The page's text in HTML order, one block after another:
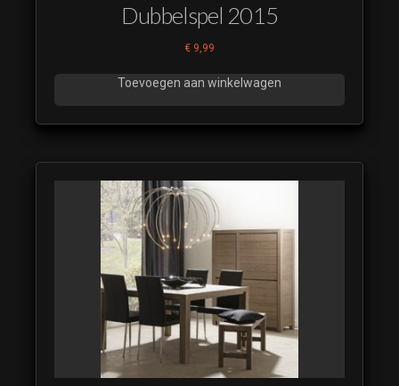
Dubbelspel 2015
€ 9,99
Toevoegen aan winkelwagen